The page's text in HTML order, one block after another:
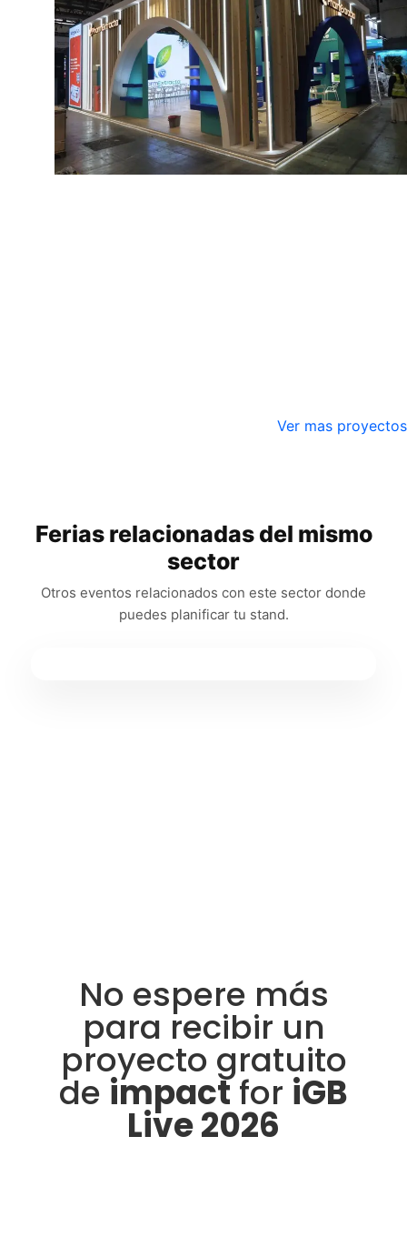
Ver mas proyectos
Ferias relacionadas del mismo
sector
Otros eventos relacionados con este sector donde
puedes planificar tu stand.
No espere más
para recibir un
proyecto gratuito
de impactfor iGB
Live 2026